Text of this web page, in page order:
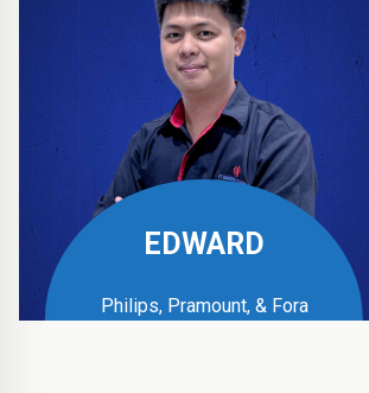
EDWARD
Philips, Pramount, & Fora